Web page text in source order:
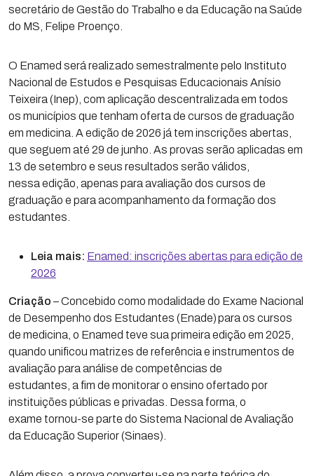
secretário de Gestão do Trabalho e da Educação na Saúde
do MS, Felipe Proenço.
O Enamed será realizado semestralmente pelo Instituto
Nacional de Estudos e Pesquisas Educacionais Anísio
Teixeira (Inep), com aplicação descentralizada em todos
os municípios que tenham oferta de cursos de graduação
em medicina. A edição de 2026 já tem inscrições abertas,
que seguem até 29 de junho. As provas serão aplicadas em
13 de setembro e seus resultados serão válidos,
nessa edição, apenas para avaliação dos cursos de
graduação e para acompanhamento da formação dos
estudantes.
Leia mais: Enamed: inscrições abertas para edição de
2026
Criação – Concebido como modalidade do Exame Nacional
de Desempenho dos Estudantes (Enade) para os cursos
de medicina, o Enamed teve sua primeira edição em 2025,
quando unificou matrizes de referência e instrumentos de
avaliação para análise de competências de
estudantes, a fim de monitorar o ensino ofertado por
instituições públicas e privadas. Dessa forma, o
exame tornou-se parte do Sistema Nacional de Avaliação
da Educação Superior (Sinaes).